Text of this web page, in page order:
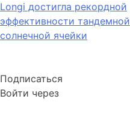
записям
Longi достигла рекордной
эффективности тандемной
солнечной ячейки
Подписаться
Войти через